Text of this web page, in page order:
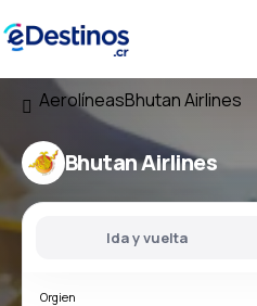
AerolíneasBhutan Airlines
Bhutan Airlines
Ida y vuelta
Orgien